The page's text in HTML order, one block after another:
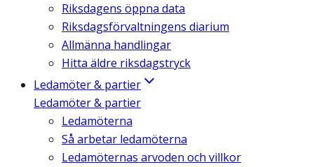
Riksdagens öppna data
Riksdagsförvaltningens diarium
Allmänna handlingar
Hitta äldre riksdagstryck
Ledamöter & partier
Ledamöter & partier
Ledamöterna
Så arbetar ledamöterna
Ledamöternas arvoden och villkor